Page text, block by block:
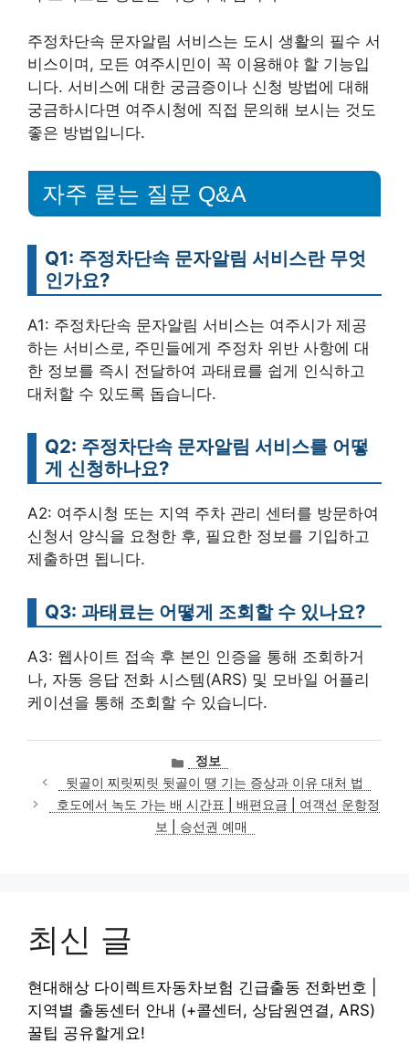
주정차단속 문자알림 서비스는 도시 생활의 필수 서
비스이며, 모든 여주시민이 꼭 이용해야 할 기능입
니다. 서비스에 대한 궁금증이나 신청 방법에 대해
궁금하시다면 여주시청에 직접 문의해 보시는 것도
좋은 방법입니다.
자주 묻는 질문 Q&A
Q1: 주정차단속 문자알림 서비스란 무엇
인가요?
A1: 주정차단속 문자알림 서비스는 여주시가 제공
하는 서비스로, 주민들에게 주정차 위반 사항에 대
한 정보를 즉시 전달하여 과태료를 쉽게 인식하고
대처할 수 있도록 돕습니다.
Q2: 주정차단속 문자알림 서비스를 어떻
게 신청하나요?
A2: 여주시청 또는 지역 주차 관리 센터를 방문하여
신청서 양식을 요청한 후, 필요한 정보를 기입하고
제출하면 됩니다.
Q3: 과태료는 어떻게 조회할 수 있나요?
A3: 웹사이트 접속 후 본인 인증을 통해 조회하거
나, 자동 응답 전화 시스템(ARS) 및 모바일 어플리
케이션을 통해 조회할 수 있습니다.
카
테
고
리
정보
뒷골이 찌릿찌릿 뒷골이 땡 기는 증상과 이유 대처 법
호도에서 녹도 가는 배 시간표 | 배편요금 | 여객선 운항정
보 | 승선권 예매
최신 글
현대해상 다이렉트자동차보험 긴급출동 전화번호 |
지역별 출동센터 안내 (+콜센터, 상담원연결, ARS)
꿀팁 공유할게요!